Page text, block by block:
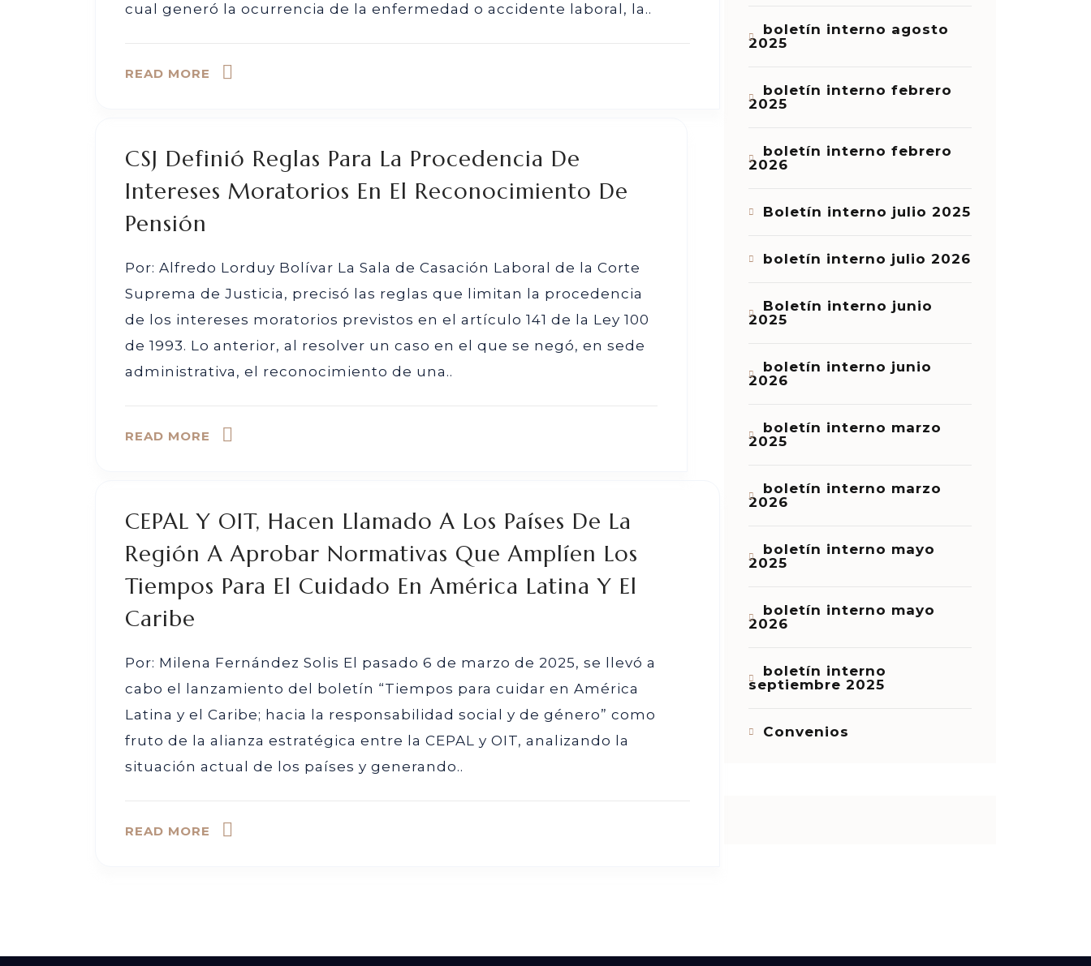
cual generó la ocurrencia de la enfermedad o accidente laboral, la..
READ MORE
CSJ Definió Reglas Para La Procedencia De
Intereses Moratorios En El Reconocimiento De
Pensión
Por: Alfredo Lorduy Bolívar La Sala de Casación Laboral de la Corte
Suprema de Justicia, precisó las reglas que limitan la procedencia
de los intereses moratorios previstos en el artículo 141 de la Ley 100
de 1993. Lo anterior, al resolver un caso en el que se negó, en sede
administrativa, el reconocimiento de una..
READ MORE
CEPAL Y OIT, Hacen Llamado A Los Países De La
Región A Aprobar Normativas Que Amplíen Los
Tiempos Para El Cuidado En América Latina Y El
Caribe
Por: Milena Fernández Solis El pasado 6 de marzo de 2025, se llevó a
cabo el lanzamiento del boletín “Tiempos para cuidar en América
Latina y el Caribe; hacia la responsabilidad social y de género” como
fruto de la alianza estratégica entre la CEPAL y OIT, analizando la
situación actual de los países y generando..
READ MORE
boletín interno agosto
2025
boletín interno febrero
2025
boletín interno febrero
2026
Boletín interno julio 2025
boletín interno julio 2026
Boletín interno junio
2025
boletín interno junio
2026
boletín interno marzo
2025
boletín interno marzo
2026
boletín interno mayo
2025
boletín interno mayo
2026
boletín interno
septiembre 2025
Convenios